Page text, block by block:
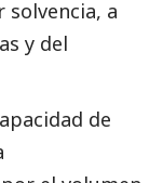
solvencia, a
y del
de